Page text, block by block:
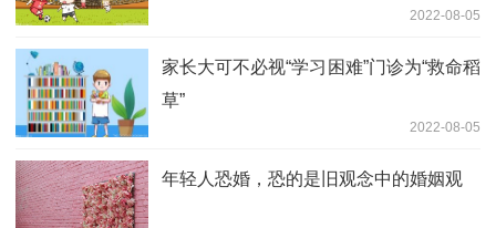
2022-08-05
家长大可不必视“学习困难”门诊为“救命稻
草”
2022-08-05
年轻人恐婚，恐的是旧观念中的婚姻观